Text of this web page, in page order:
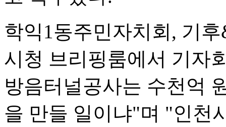
학익1동주민자치회, 기
시청 브리핑룸에서 기자
방음터널공사는 수천억
을 만들 일이냐"며 "인천